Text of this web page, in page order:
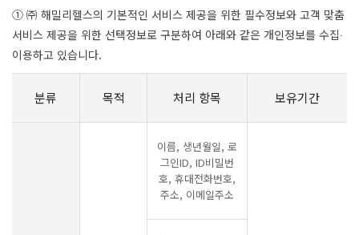
① ㈜ 해밀리헬스의 기본적인 서비스 제공을 위한 필수정보와 고객 맞춤
서비스 제공을 위한 선택정보로 구분하여 아래와 같은 개인정보를 수집∙
이용하고 있습니다.
분류 목적 처리 항목 보유기간
이름, 생년월일, 로
그인ID, ID비밀번
호, 휴대전화번호,
주소, 이메일주소